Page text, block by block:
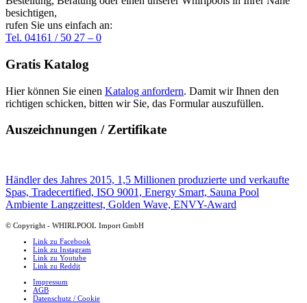
besichtigen,
rufen Sie uns einfach an:
Tel. 04161 / 50 27 – 0
Gratis Katalog
Hier können Sie einen Katalog anfordern. Damit wir Ihnen den
richtigen schicken, bitten wir Sie, das Formular auszufüllen.
Auszeichnungen / Zertifikate
Händler des Jahres 2015, 1,5 Millionen produzierte und verkaufte
Spas, Tradecertified, ISO 9001, Energy Smart, Sauna Pool
Ambiente Langzeittest, Golden Wave, ENVY-Award
© Copyright - WHIRLPOOL Import GmbH
Link zu Facebook
Link zu Instagram
Link zu Youtube
Link zu Reddit
Impressum
AGB
Datenschutz / Cookie